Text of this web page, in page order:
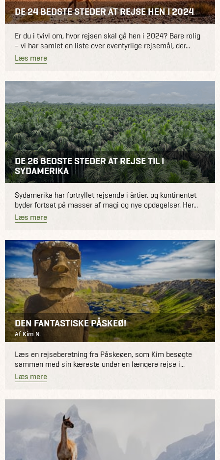
DE 24 BEDSTE STEDER AT REJSE HEN I 2024
Er du i tvivl om, hvor rejsen skal gå hen i 2024? Bare rolig
– vi har samlet en liste over eventyrlige rejsemål, der...
Læs mere
DE 26 BEDSTE STEDER AT REJSE TIL I
SYDAMERIKA
Sydamerika har fortryllet rejsende i årtier, og kontinentet
byder fortsat på masser af magi og nye opdagelser. Her...
Læs mere
DEN FANTASTISKE PÅSKEØ!
Af Kim N.
Læs en rejseberetning fra Påskeøen, som Kim besøgte
sammen med sin kæreste under en længere rejse i...
Læs mere